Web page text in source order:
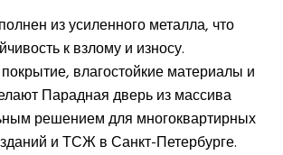
из усиленного металла, что
к взлому и износу.
влагостойкие материалы и
Парадная дверь из массива
решением для многоквартирных
и ТСЖ в Санкт-Петербурге.